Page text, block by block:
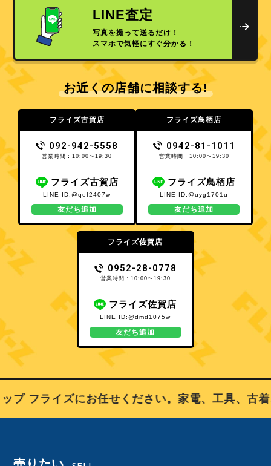
LINE査定
写真を撮って送るだけ！
スマホで気軽にすぐ分かる！
お近くの店舗に相談する!
フライズ古賀店
092-942-5558
営業時間：10:00〜19:30
フライズ古賀店
LINE ID:@qef2407w
友だち追加
フライズ鳥栖店
0942-81-1011
営業時間：10:00〜19:30
フライズ鳥栖店
LINE ID:@uyg1701u
友だち追加
フライズ佐賀店
0952-28-0778
営業時間：10:00〜19:30
フライズ佐賀店
LINE ID:@dmd1075w
友だち追加
フライズにお任せください。家電、工具、古着